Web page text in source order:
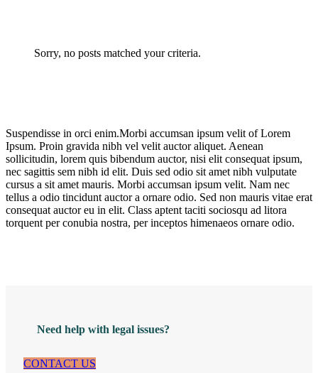
Sorry, no posts matched your criteria.
Suspendisse in orci enim.Morbi accumsan ipsum velit of Lorem
Ipsum. Proin gravida nibh vel velit auctor aliquet. Aenean
sollicitudin, lorem quis bibendum auctor, nisi elit consequat ipsum,
nec sagittis sem nibh id elit. Duis sed odio sit amet nibh vulputate
cursus a sit amet mauris. Morbi accumsan ipsum velit. Nam nec
tellus a odio tincidunt auctor a ornare odio. Sed non mauris vitae erat
consequat auctor eu in elit. Class aptent taciti sociosqu ad litora
torquent per conubia nostra, per inceptos himenaeos ornare odio.
Need help with legal issues?
CONTACT US